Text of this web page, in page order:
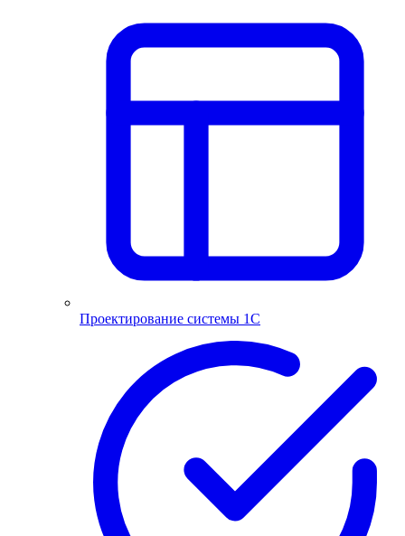
Проектирование системы 1С